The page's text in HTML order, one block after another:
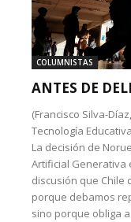
COLUMNISTAS
ANTES DE
(Francisco Silva-
Tecnología
La decisión de
Artificial Generativa
discusión que Chile
porque debamos
sino porque obliga